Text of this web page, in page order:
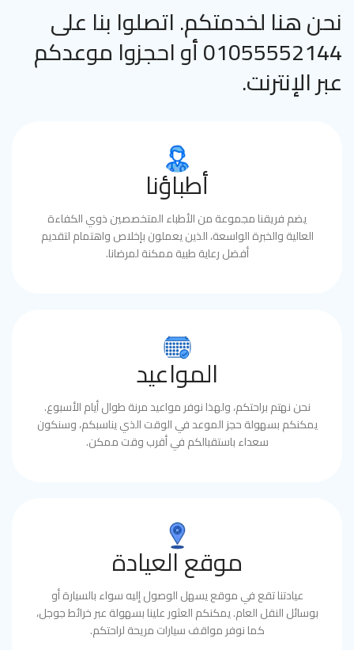
نحن هنا لخدمتكم. اتصلوا بنا على
01055552144 أو احجزوا موعدكم
عبر الإنترنت.
أطباؤنا
يضم فريقنا مجموعة من الأطباء المتخصصين ذوي الكفاءة
العالية والخبرة الواسعة، الذين يعملون بإخلاص واهتمام لتقديم
أفضل رعاية طبية ممكنة لمرضانا.
المواعيد
نحن نهتم براحتكم، ولهذا نوفر مواعيد مرنة طوال أيام الأسبوع.
يمكنكم بسهولة حجز الموعد في الوقت الذي يناسبكم، وسنكون
سعداء باستقبالكم في أقرب وقت ممكن.
موقع العيادة
عيادتنا تقع في موقع يسهل الوصول إليه سواء بالسيارة أو
بوسائل النقل العام. يمكنكم العثور علينا بسهولة عبر خرائط جوجل،
كما نوفر مواقف سيارات مريحة لراحتكم.